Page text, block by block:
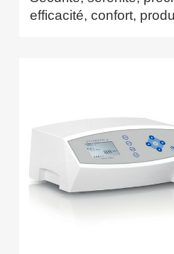
efficacité, confort,